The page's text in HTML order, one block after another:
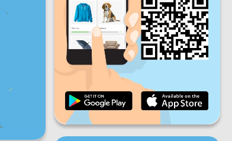
Progreso diario
Progreso mensual
Progreso general